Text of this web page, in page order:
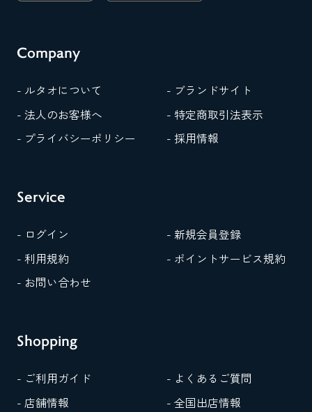
Company
- ルタオについて
- ブランドサイト
- 法人のお客様へ
- 特定商取引法表示
- プライバシーポリシー
- 採用情報
Service
- ログイン
- 新規会員登録
- 利用規約
- ポイントサービス規約
- お問い合わせ
Shopping
- ご利用ガイド
- よくあるご質問
- 店舗情報
- 全国出店情報